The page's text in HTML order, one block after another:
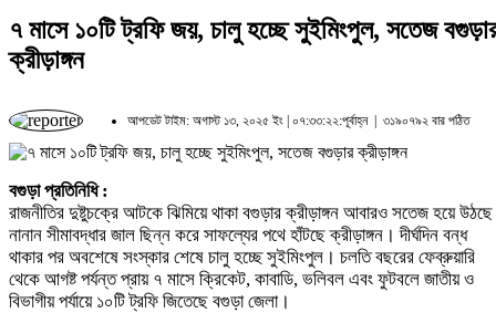
৭ মাসে ১০টি ট্রফি জয়, চালু হচ্ছে সুইমিংপুল, সতেজ
ক্রীড়াঙ্গন
আপডেট টাইম: অগাস্ট ১৩, ২০২৫ ইং | ০৭:৩৩:২২:পূর্বাহ্ন | ৩১৯০৭৯২ বার পঠিত
বগুড়া প্রতিনিধি :
রাজনীতির দুষ্টুচক্রে আটকে ঝিমিয়ে থাকা বগুড়ার ক্রীড়াঙ্গন আবারও সতেজ হয়ে
নানান সীমাবদ্ধার জাল ছিন্ন করে সাফল্যের পথে হাঁটছে ক্রীড়াঙ্গন। দীর্ঘদিন বন্ধ
থাকার পর অবশেষে সংস্কার শেষে চালু হচ্ছে সুইমিংপুল। চলতি বছরের ফেব্রুয়ারি
থেকে আগষ্ট পর্যন্ত প্রায় ৭ মাসে ক্রিকেট, কাবাডি, ভলিবল এবং ফুটবলে জাতীয় ও
বিভাগীয় পর্যায়ে ১০টি ট্রফি জিতেছে বগুড়া জেলা।